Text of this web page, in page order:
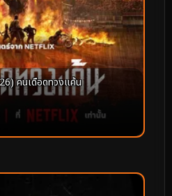
คนเดือดทวงแค้น